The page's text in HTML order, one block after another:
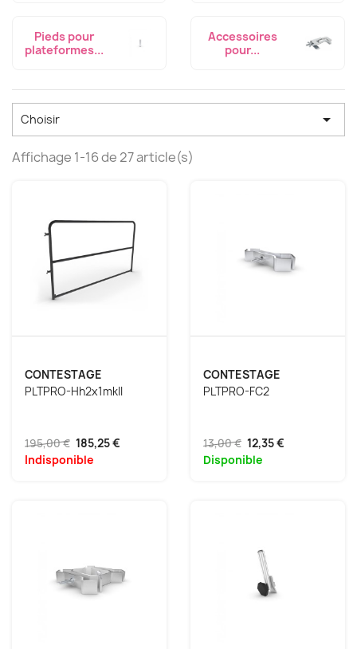
Pieds pour
plateformes...
Accessoires
pour...
Choisir 
Affichage 1-16 de 27 article(s)
CONTESTAGE
PLTPRO-Hh2x1mkII
195,00 € 185,25 €
Indisponible
CONTESTAGE
PLTPRO-FC2
13,00 € 12,35 €
Disponible